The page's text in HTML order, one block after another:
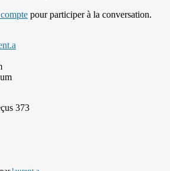
pour participer à la conversation.
373